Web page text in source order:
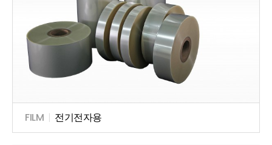
FILM | 전기전자용